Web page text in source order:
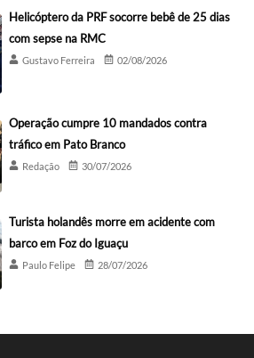
Helicóptero da PRF socorre bebê de 25 dias
com sepse na RMC
Gustavo Ferreira 02/08/2026
Operação cumpre 10 mandados contra
tráfico em Pato Branco
Redação 30/07/2026
Turista holandês morre em acidente com
barco em Foz do Iguaçu
Paulo Felipe 28/07/2026